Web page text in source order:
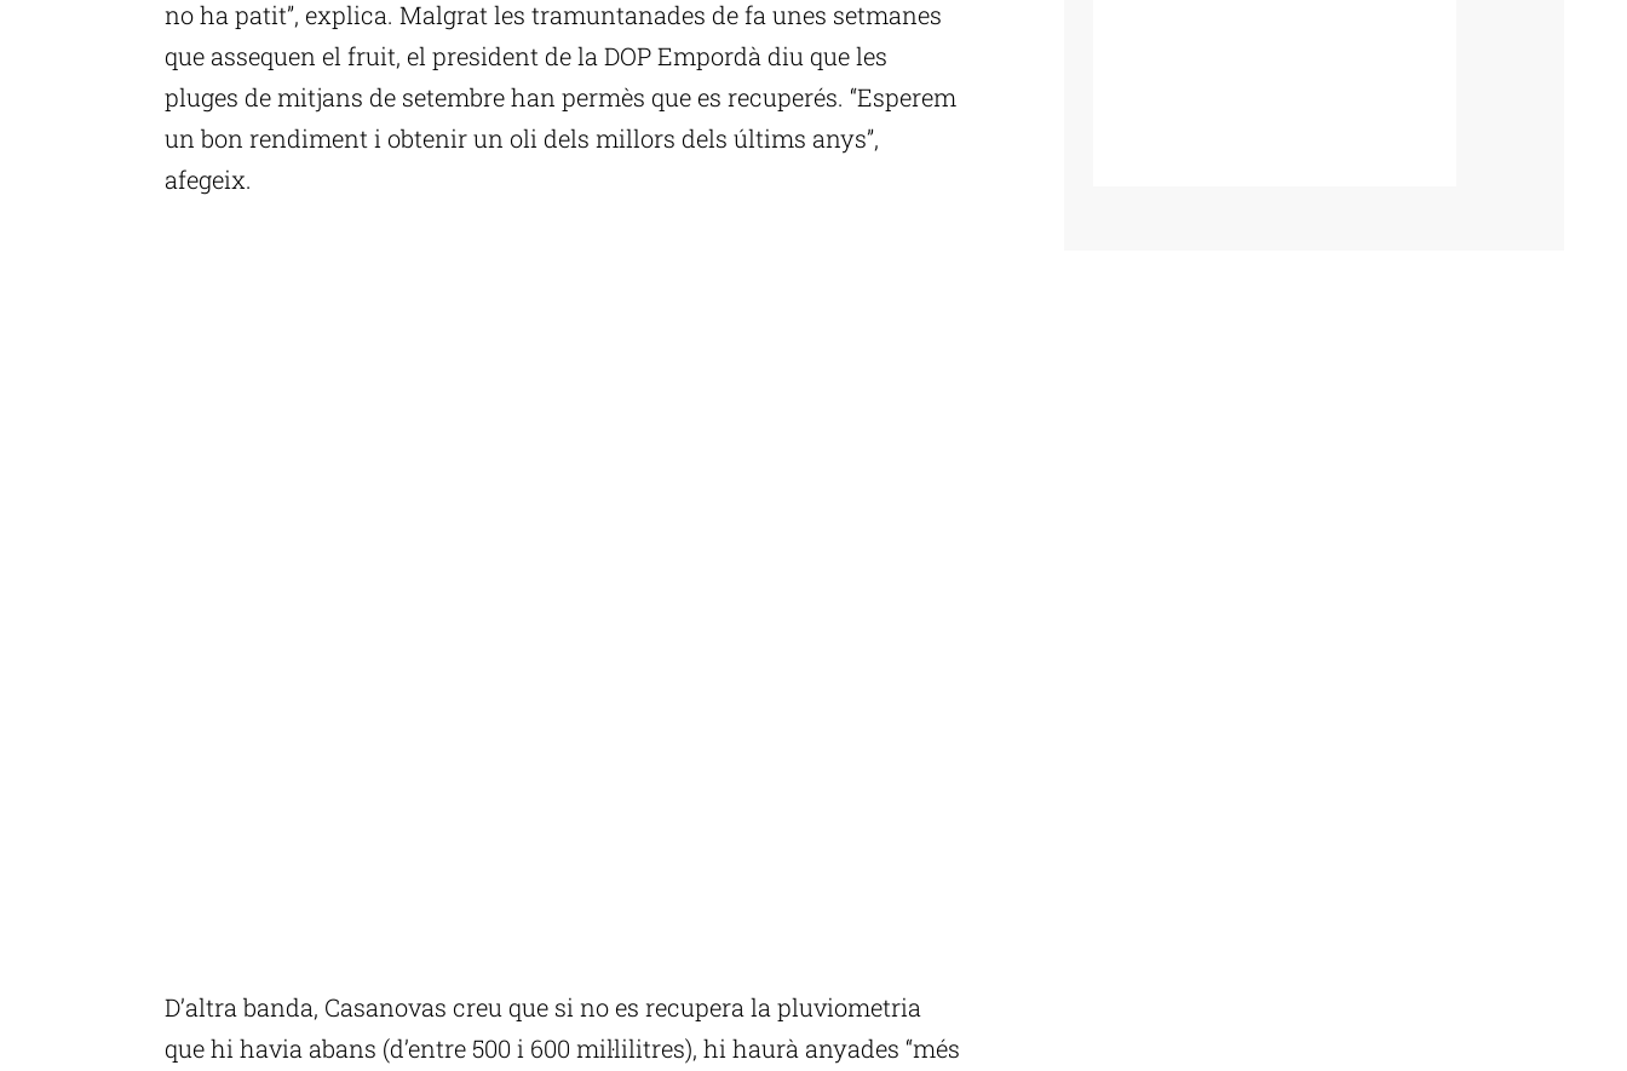
no ha patit”, explica. Malgrat les tramuntanades de fa unes setmanes
que assequen el fruit, el president de la DOP Empordà diu que les
pluges de mitjans de setembre han permès que es recuperés. “Esperem
un bon rendiment i obtenir un oli dels millors dels últims anys”,
afegeix.
D’altra banda, Casanovas creu que si no es recupera la pluviometria
que hi havia abans (d’entre 500 i 600 mil·lilitres), hi haurà anyades “més